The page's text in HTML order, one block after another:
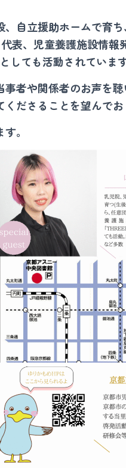
自立援助ホームで育ち
表、児童養護施設情報
しても活動されています
者や関係者のお声を
ださることを望んでお
。